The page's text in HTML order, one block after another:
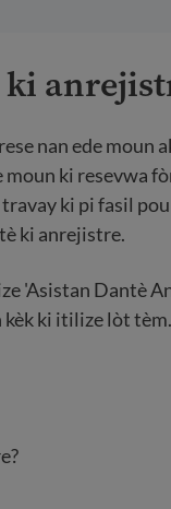
nan ede moun
ki resevwa
ki pi fasil
ki anrejistre.
'Asistan Dantè
kèk ki itilize lòt tèm.